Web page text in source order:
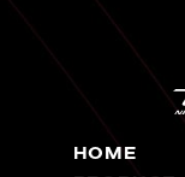
HOME